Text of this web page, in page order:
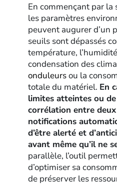
En commençant par
les paramètres
peuvent augurer d’un
seuils sont dépassés
température,
condensation des
onduleursou la
totale du matériel. En
limites atteintes ou
corrélation entre
notifications
d’être alerté et
avant même qu’il ne
parallèle, l’outil
d’optimiser sa
de préserver les